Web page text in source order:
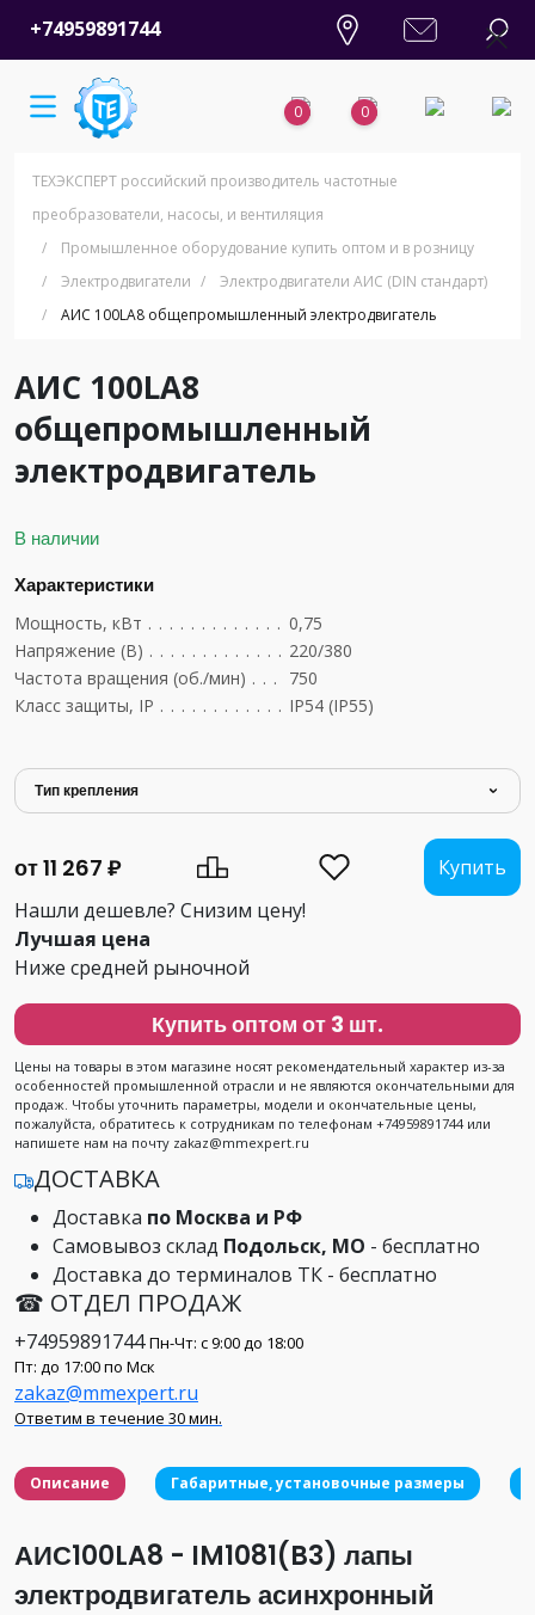
+74959891744
0 0
ТЕХЭКСПЕРТ российский производитель частотные
преобразователи, насосы, и вентиляция
/
Промышленное оборудование купить оптом и в розницу
/
Электродвигатели /
Электродвигатели АИС (DIN стандарт)
/
АИС 100LA8 общепромышленный электродвигатель
АИС 100LA8
общепромышленный
электродвигатель
В наличии
Характеристики
Мощность, кВт
0,75
Напряжение (В)
220/380
Частота вращения (об./мин)
750
Класс защиты, IP
IP54 (IP55)
Тип крепления
от 11 267 ₽
Купить
Нашли дешевле? Снизим цену!
Лучшая цена
Ниже средней рыночной
Купить оптом от 3 шт.
Цены на товары в этом магазине носят рекомендательный характер из-за
особенностей промышленной отрасли и не являются окончательными для
продаж. Чтобы уточнить параметры, модели и окончательные цены,
пожалуйста, обратитесь к сотрудникам по телефонам +74959891744 или
напишете нам на почту zakaz@mmexpert.ru
ДОСТАВКА
Доставка по Москва и РФ
Самовывоз склад Подольск, МО - бесплатно
Доставка до терминалов ТК - бесплатно
☎ ОТДЕЛ ПРОДАЖ
+74959891744 Пн-Чт: с 9:00 до 18:00
Пт: до 17:00 по Мск
zakaz@mmexpert.ru
Ответим в течение 30 мин.
Описание Габаритные, установочные размеры
АИС100LA8 - IM1081(B3) лапы
электродвигатель асинхронный